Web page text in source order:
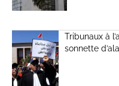
Tribunaux à
sonnette